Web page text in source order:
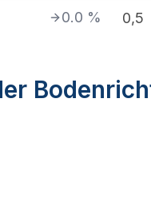
0.0 % 0,5